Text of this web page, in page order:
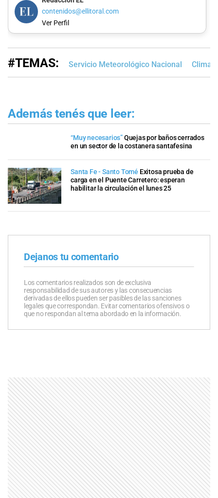
contenidos@ellitoral.com
Ver Perfil
#TEMAS: Servicio Meteorológico Nacional Clima
Además tenés que leer:
“Muy necesarios”Quejas por baños cerrados
en un sector de la costanera santafesina
Santa Fe - Santo Tomé Exitosa prueba de
carga en el Puente Carretero: esperan
habilitar la circulación el lunes 25
Dejanos tu comentario
Los comentarios realizados son de exclusiva
responsabilidad de sus autores y las consecuencias
derivadas de ellos pueden ser pasibles de las sanciones
legales que correspondan. Evitar comentarios ofensivos o
que no respondan al tema abordado en la información.